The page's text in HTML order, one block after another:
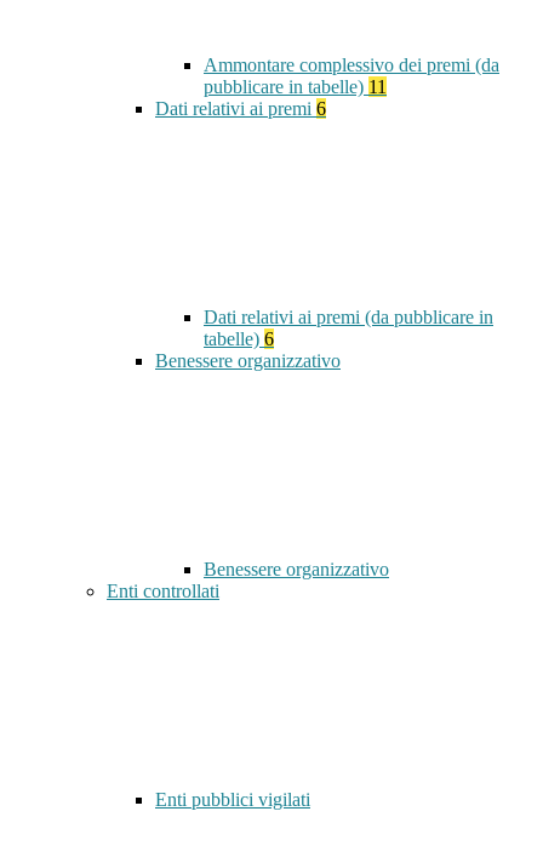
Ammontare complessivo dei premi (da
pubblicare in tabelle) 11
Dati relativi ai premi 6
Dati relativi ai premi (da pubblicare in
tabelle) 6
Benessere organizzativo
Benessere organizzativo
Enti controllati
Enti pubblici vigilati